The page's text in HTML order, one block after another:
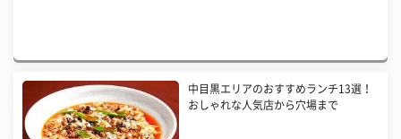
中目黒エリアのおすすめランチ13選！
おしゃれな人気店から穴場まで